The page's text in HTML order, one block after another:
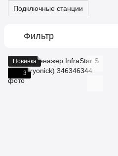
Подключные станции
Фильтр
Новинка
3